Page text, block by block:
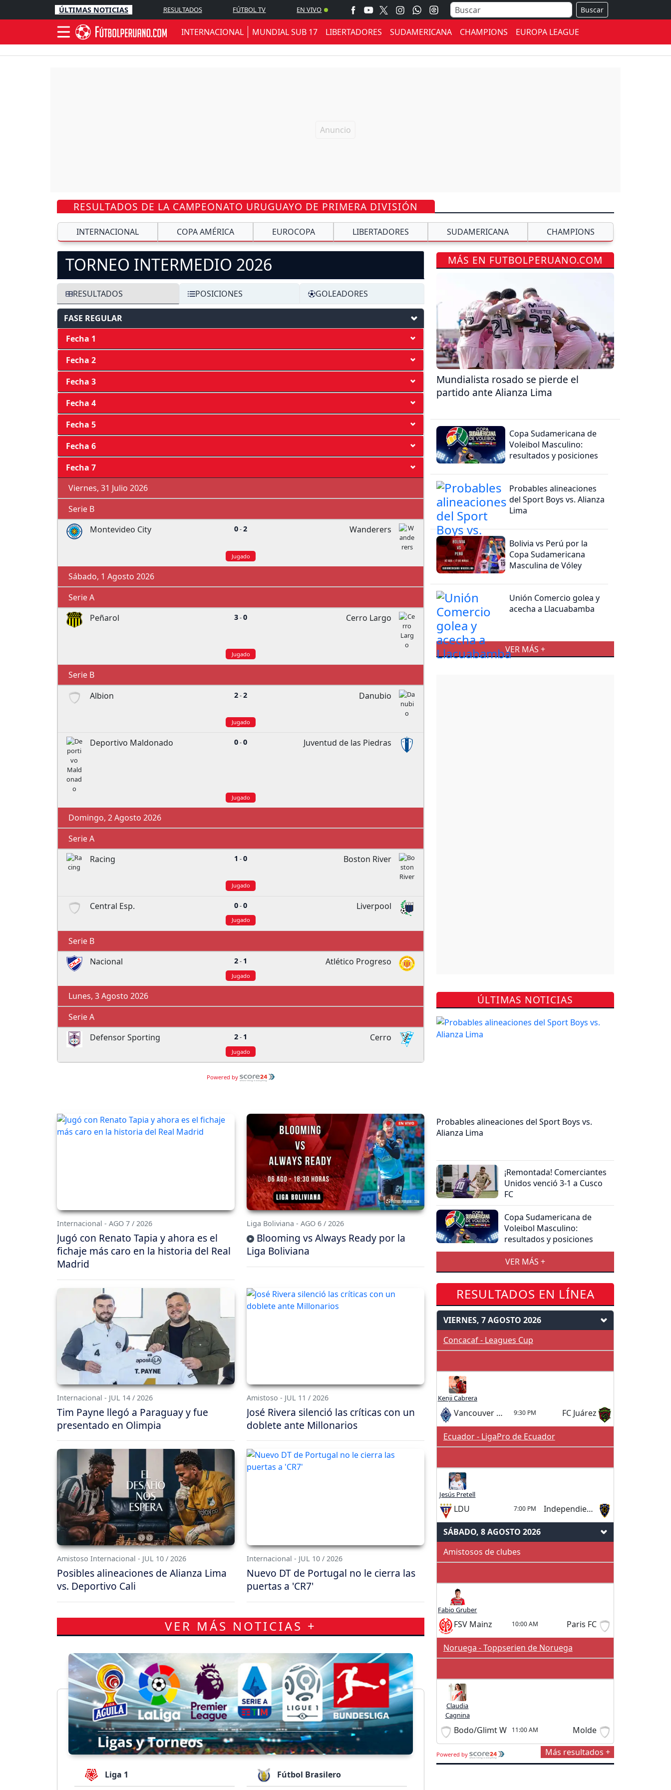
ÚLTIMAS NOTICIAS RESULTADOS FÚTBOL TV EN VIVO Buscar
INTERNACIONAL MUNDIAL SUB 17 LIBERTADORES SUDAMERICANA CHAMPIONS EUROPA LEAGUE
RESULTADOS DE LA CAMPEONATO URUGUAYO DE PRIMERA DIVISIÓN
INTERNACIONAL COPA AMÉRICA EUROCOPA LIBERTADORES SUDAMERICANA CHAMPIONS
TORNEO INTERMEDIO 2026
RESULTADOS POSICIONES GOLEADORES
FASE REGULAR
Fecha 1
Fecha 2
Fecha 3
Fecha 4
Fecha 5
Fecha 6
Fecha 7
Viernes, 31 Julio 2026
Serie B
Montevideo City
0-2 Wanderers
Jugado
Sábado, 1 Agosto 2026
Serie A
Peñarol
3-0 Cerro Largo
Jugado
Serie B
Albion
2-2 Danubio
Jugado
Deportivo Maldonado 0-0 Juventud de las Piedras
Jugado
Domingo, 2 Agosto 2026
Serie A
Racing
1 -0 Boston River
Jugado
Central Esp. 0-0 Liverpool
Jugado
Serie B
Nacional
2- 1 Atlético Progreso
Jugado
Lunes, 3 Agosto 2026
Serie A
Defensor Sporting
2- 1 Cerro
Jugado
Powered by
Internacional - AGO 7 / 2026
Jugó con Renato Tapia y ahora es el
fichaje más caro en la historia del Real
Madrid
Liga Boliviana - AGO 6 / 2026
Blooming vs Always Ready por la
Liga Boliviana
Internacional - JUL 14 / 2026
Tim Payne llegó a Paraguay y fue
presentado en Olimpia
Amistoso - JUL 11 / 2026
José Rivera silenció las críticas con un
doblete ante Millonarios
Amistoso Internacional - JUL 10 / 2026
Posibles alineaciones de Alianza Lima
vs. Deportivo Cali
Internacional - JUL 10 / 2026
Nuevo DT de Portugal no le cierra las
puertas a 'CR7'
VER MÁS NOTICIAS +
Liga 1 Fútbol Brasilero
MÁS EN FUTBOLPERUANO.COM
Mundialista rosado se pierde el
partido ante Alianza Lima
Copa Sudamericana de
Voleibol Masculino:
resultados y posiciones
Probables alineaciones
del Sport Boys vs. Alianza
Lima
Bolivia vs Perú por la
Copa Sudamericana
Masculina de Vóley
Unión Comercio golea y
acecha a Llacuabamba
VER MÁS +
ÚLTIMAS NOTICIAS
Probables alineaciones del Sport Boys vs.
Alianza Lima
¡Remontada! Comerciantes
Unidos venció 3-1 a Cusco
FC
Copa Sudamericana de
Voleibol Masculino:
resultados y posiciones
VER MÁS +
RESULTADOS EN LÍNEA
VIERNES, 7 AGOSTO 2026
Concacaf - Leagues Cup
Kenji Cabrera
Vancouver Whitecaps 9:30 PM FC Juárez
Ecuador - LigaPro de Ecuador
Jesús Pretell
LDU 7:00 PM Independiente Del Valle
SÁBADO, 8 AGOSTO 2026
Amistosos de clubes
Fabio Gruber
FSV Mainz 10:00 AM Paris FC
Noruega - Toppserien de Noruega
Claudia
Cagnina
Bodo/Glimt W 11:00 AM Molde
Powered by Más resultados +